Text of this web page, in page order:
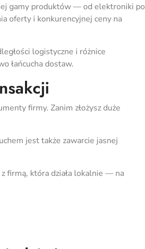
gamy produktów — od elektroniki po
oferty i konkurencyjnej ceny na
logistyczne i różnice
łańcucha dostaw.
firmy. Zanim złożysz duże
jest także zawarcie jasnej
firmą, która działa lokalnie — na